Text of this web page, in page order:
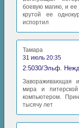
боевую магию, и ее
крутой ее
испортил
Тамара
31 июль 20:35
2:5030/Эльф.
Завораживающая
мира и
компьютером.
тысячу лет